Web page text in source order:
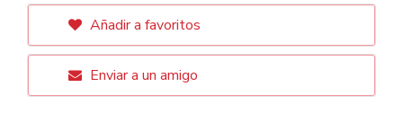
Añadir a favoritos
Enviar a un amigo